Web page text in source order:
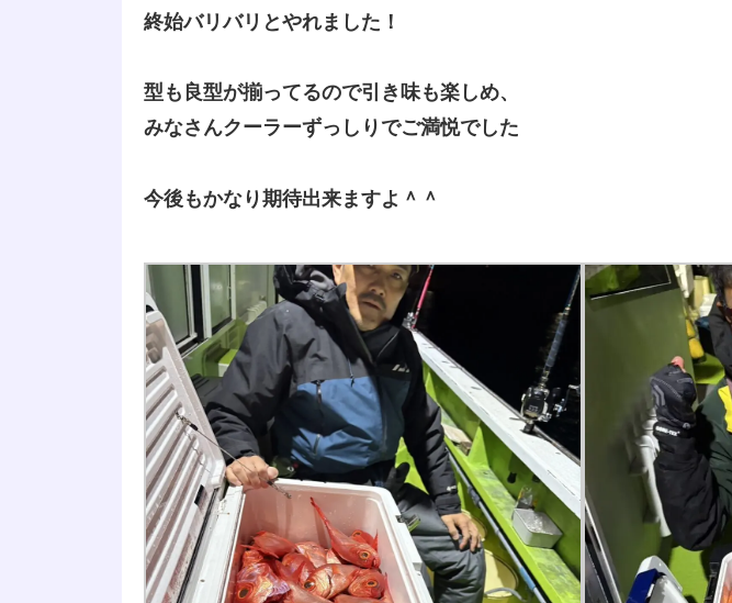
終始バリバリとやれました！
型も良型が揃ってるので引き味も楽しめ、
みなさんクーラーずっしりでご満悦でした
今後もかなり期待出来ますよ＾＾